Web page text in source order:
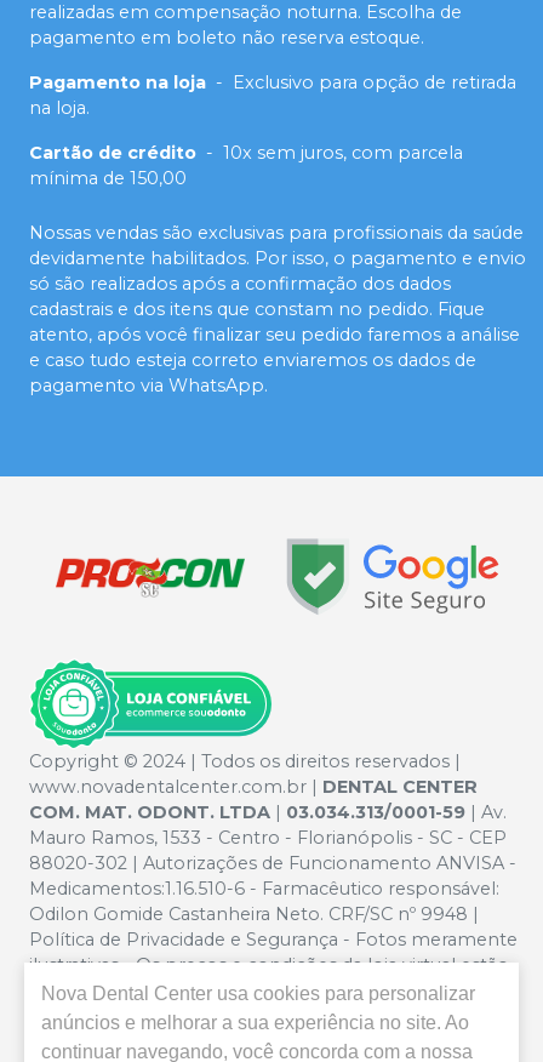
realizadas em compensação noturna. Escolha de
pagamento em boleto não reserva estoque.
Pagamento na loja -
Exclusivo para opção de retirada
na loja.
Cartão de crédito - 10x sem juros, com parcela
mínima de 150,00
Nossas vendas são exclusivas para profissionais da saúde
devidamente habilitados. Por isso, o pagamento e envio
só são realizados após a confirmação dos dados
cadastrais e dos itens que constam no pedido. Fique
atento, após você finalizar seu pedido faremos a análise
e caso tudo esteja correto enviaremos os dados de
pagamento via WhatsApp.
Copyright © 2024 | Todos os direitos reservados |
www.novadentalcenter.com.br | DENTAL CENTER
COM. MAT. ODONT. LTDA | 03.034.313/0001-59 | Av.
Mauro Ramos, 1533 - Centro - Florianópolis - SC - CEP
88020-302 | Autorizações de Funcionamento ANVISA -
Medicamentos:1.16.510-6 - Farmacêutico responsável:
Odilon Gomide Castanheira Neto. CRF/SC nº 9948 |
Política de Privacidade e Segurança - Fotos meramente
ilustrativas - Os preços e condições da loja virtual estão
sujeitos a alterações. Em caso de divergência de preços
no site, o valor válido é o do Carrinho de Compra. Não
vendemos por atacado, por isso nos reservamos o
Nova Dental Center usa cookies para personalizar
anúncios e melhorar a sua experiência no site. Ao
continuar navegando, você concorda com a nossa